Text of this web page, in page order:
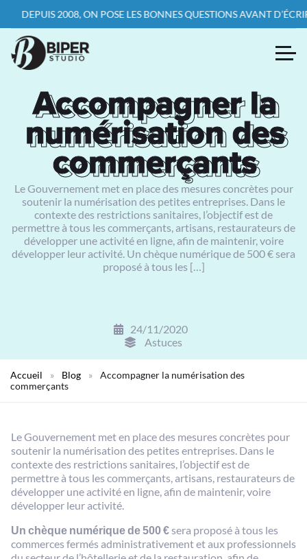
2008, ON POSE LES BONNES QUESTIONS AVANT D’ÉCRIRE LA
Accompagner la
numérisation des
commerçants
Accompagner la
numérisation des
commerçants
Le Gouvernement met en place des mesures concrètes pour
soutenir la numérisation des petites entreprises. Dans le
contexte des restrictions sanitaires, l’objectif est de
permettre à tous les commerçants, artisans, restaurateurs de
développer une activité en ligne, afin de maintenir, voire
développer leur activité. Un chèque numérique de 500 € sera
proposé à tous les […]
24/11/2020
Astuces
Accueil » Blog »
Accompagner la numérisation des
commerçants
Le Gouvernement met en place des mesures concrètes pour
soutenir la numérisation des petites entreprises. Dans le
contexte des restrictions sanitaires, l’objectif est de
permettre à tous les commerçants, artisans, restaurateurs de
développer une activité en ligne, afin de maintenir, voire
développer leur activité.
Un chèque numérique de 500 €sera proposé à tous les
commerces fermés administrativement et aux professionnels